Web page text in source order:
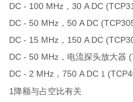
DC - 100 MHz，30 A DC
DC - 50 MHz，50 A DC
DC - 15 MHz，150 A DC
DC - 50 MHz，电流探头放大器
DC - 2 MHz，750 A DC 1
1降额与占空比有关